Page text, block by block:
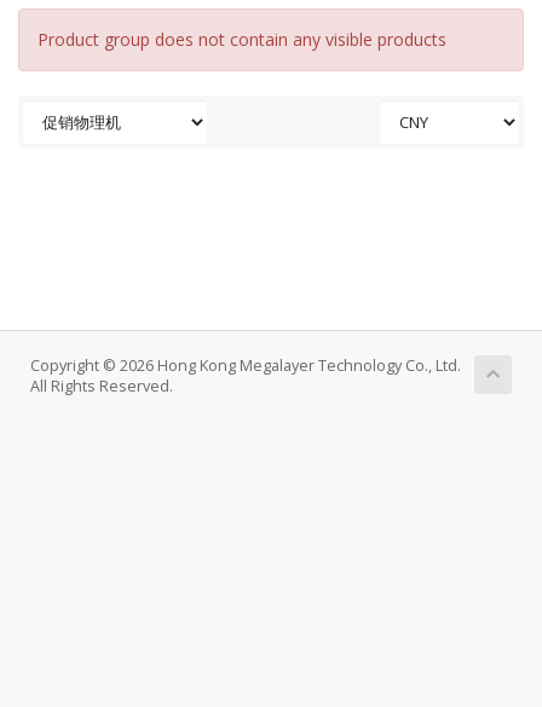
Product group does not contain any visible products
Copyright © 2026 Hong Kong Megalayer Technology Co., Ltd.
All Rights Reserved.